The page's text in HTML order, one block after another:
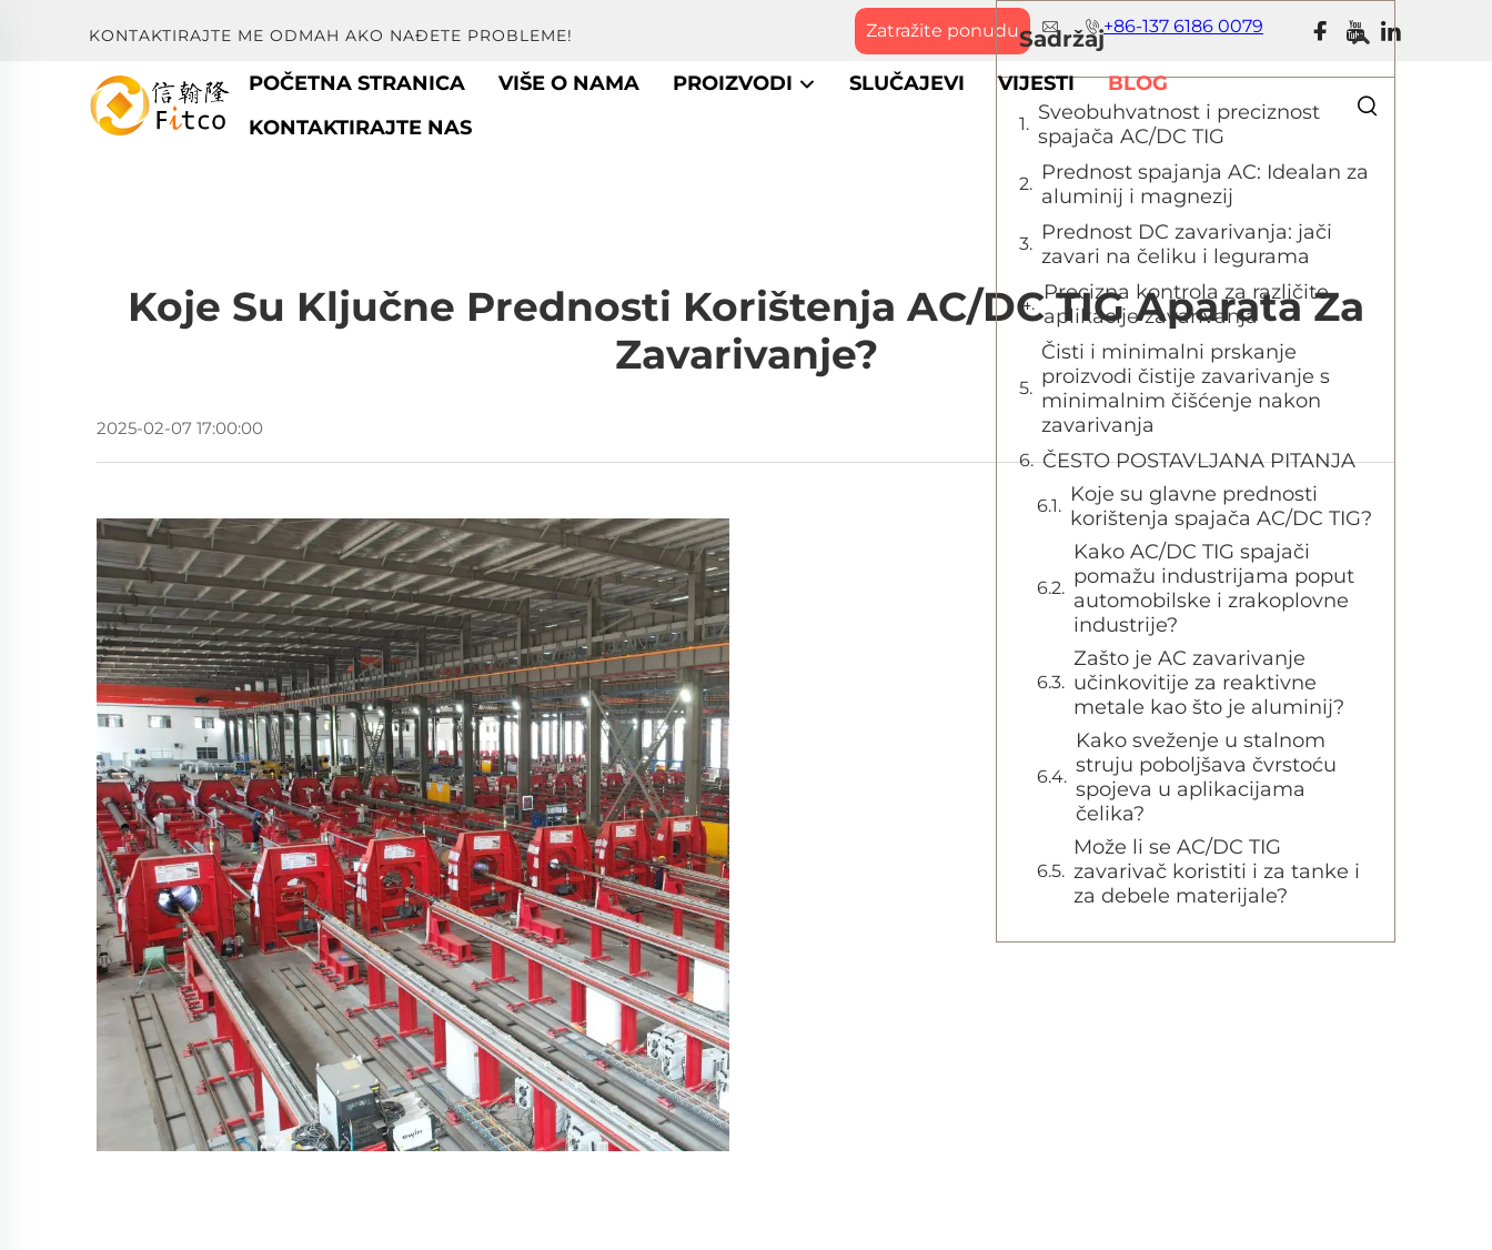
KONTAKTIRAJTE ME ODMAH AKO NAĐETE PROBLEME! Zatražite ponudu +86-137 6186 0079
POČETNA STRANICA VIŠE O NAMA PROIZVODI SLUČAJEVI VIJESTI
BLOG
KONTAKTIRAJTE NAS
Koje Su Ključne Prednosti Korištenja AC/DC TIG Aparata Za
Zavarivanje?
2025-02-07 17:00:00
Sadržaj
Sveobuhvatnost i preciznost
spajača AC/DC TIG
Prednost spajanja AC: Idealan za
aluminij i magnezij
Prednost DC zavarivanja: jači
zavari na čeliku i legurama
Precizna kontrola za različite
aplikacije zavarivanja
Čisti i minimalni prskanje
proizvodi čistije zavarivanje s
minimalnim čišćenje nakon
zavarivanja
ČESTO POSTAVLJANA PITANJA
Koje su glavne prednosti
korištenja spajača AC/DC TIG?
Kako AC/DC TIG spajači
pomažu industrijama poput
automobilske i zrakoplovne
industrije?
Zašto je AC zavarivanje
učinkovitije za reaktivne
metale kao što je aluminij?
Kako sveženje u stalnom
struju poboljšava čvrstoću
spojeva u aplikacijama
čelika?
Može li se AC/DC TIG
zavarivač koristiti i za tanke i
za debele materijale?